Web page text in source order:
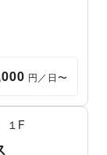
円／日〜
１F